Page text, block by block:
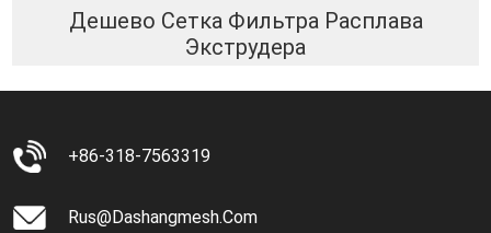
Дешево Сетка Фильтра Расплава
Экструдера
+86-318-7563319
Rus@dashangmesh.com